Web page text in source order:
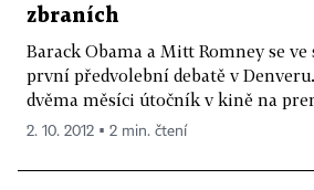
zbraních
Barack Obama a Mitt Romney se
první předvolební debatě v
dvěma měsíci útočník v kině na
2. 10. 2012 ▪ 2 min. čtení